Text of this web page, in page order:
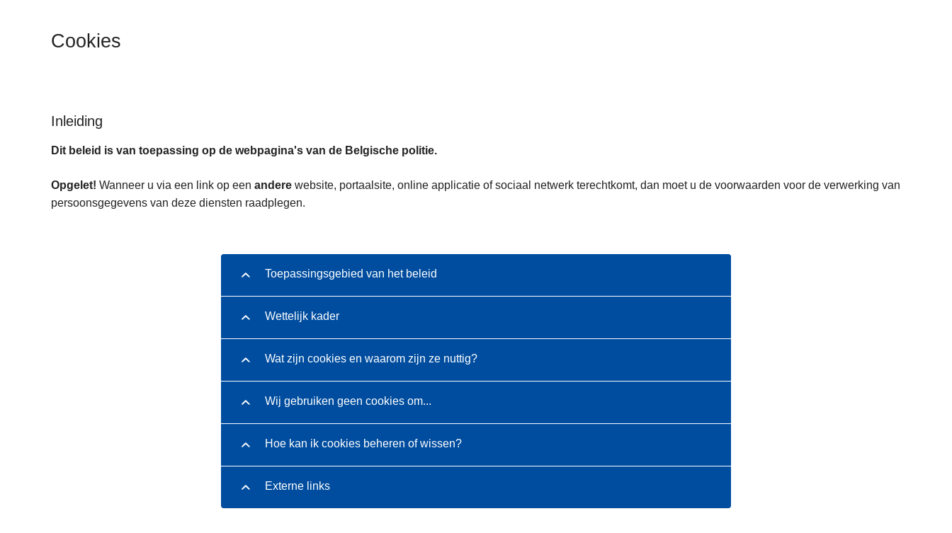
Cookies
Inleiding
Dit beleid is van toepassing op de webpagina's van de Belgische politie.
Opgelet! Wanneer u via een link op een andere website, portaalsite, online applicatie of sociaal netwerk terechtkomt, dan moet u de voorwaarden voor de verwerking van
persoonsgegevens van deze diensten raadplegen.
Toepassingsgebied van het beleid
Wettelijk kader
Wat zijn cookies en waarom zijn ze nuttig?
Wij gebruiken geen cookies om...
Hoe kan ik cookies beheren of wissen?
Externe links